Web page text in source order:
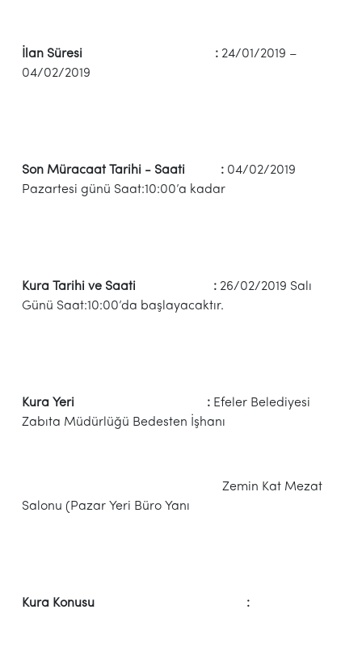
İlan Süresi : 24/01/2019 –
04/02/2019
Son Müracaat Tarihi - Saati : 04/02/2019
Pazartesi günü Saat:10:00’a kadar
Kura Tarihi ve Saati : 26/02/2019 Salı
Günü Saat:10:00’da başlayacaktır.
Kura Yeri : Efeler Belediyesi
Zabıta Müdürlüğü Bedesten İşhanı
Zemin Kat Mezat
Salonu (Pazar Yeri Büro Yanı
Kura Konusu :